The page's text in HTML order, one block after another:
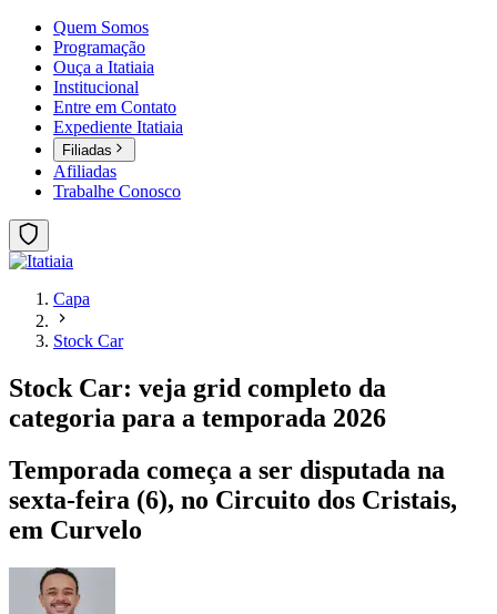
Quem Somos
Programação
Ouça a Itatiaia
Institucional
Entre em Contato
Expediente Itatiaia
Filiadas
Afiliadas
Trabalhe Conosco
Capa
Stock Car
Stock Car: veja grid completo da
categoria para a temporada 2026
Temporada começa a ser disputada na
sexta-feira (6), no Circuito dos Cristais,
em Curvelo